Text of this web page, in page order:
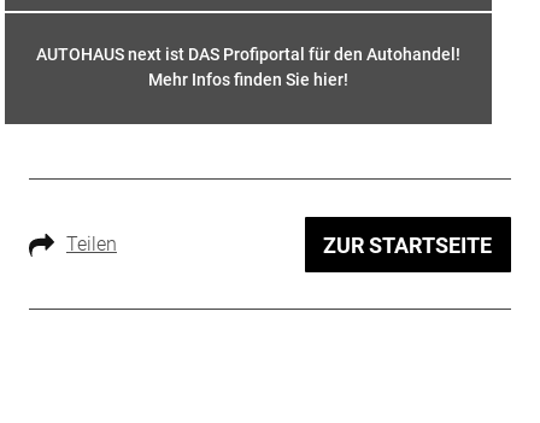
AUTOHAUS next ist DAS Profiportal für den Autohandel!
Mehr Infos finden Sie hier!
Teilen ZUR STARTSEITE